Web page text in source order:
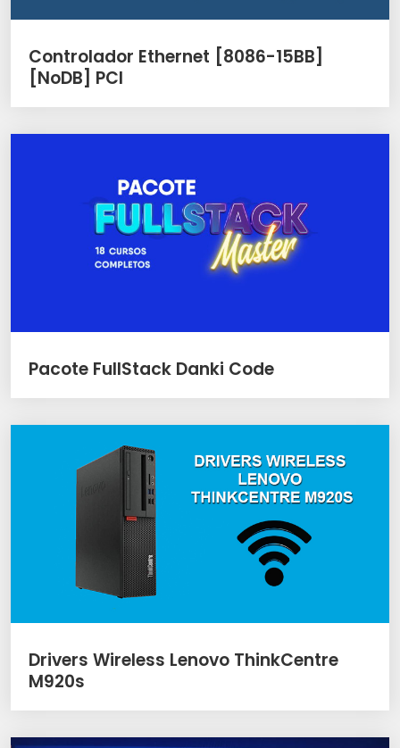
Controlador Ethernet [8086-15BB]
[NoDB] PCI
Pacote FullStack Danki Code
Drivers Wireless Lenovo ThinkCentre
M920s